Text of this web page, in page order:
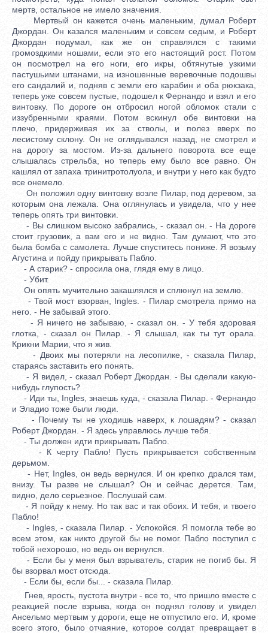
мертв, остальное не имело значения.
Мертвый он кажется очень маленьким, думал Роберт
Джордан. Он казался маленьким и совсем седым, и Роберт
Джордан подумал, как же он справлялся с такими
громоздкими ношами, если это его настоящий рост. Потом
он посмотрел на его ноги, его икры, обтянутые узкими
пастушьими штанами, на изношенные веревочные подошвы
его сандалий и, подняв с земли его карабин и оба рюкзака,
теперь уже совсем пустые, подошел к Фернандо и взял и его
винтовку. По дороге он отбросил ногой обломок стали с
иззубренными краями. Потом вскинул обе винтовки на
плечо, придерживая их за стволы, и полез вверх по
лесистому склону. Он не оглядывался назад, не смотрел и
на дорогу за мостом. Из-за дальнего поворота все еще
слышалась стрельба, но теперь ему было все равно. Он
кашлял от запаха тринитротолуола, и внутри у него как будто
все онемело.
Он положил одну винтовку возле Пилар, под деревом, за
которым она лежала. Она оглянулась и увидела, что у нее
теперь опять три винтовки.
- Вы слишком высоко забрались, - сказал он. - На дороге
стоит грузовик, а вам его и не видно. Там думают, что это
была бомба с самолета. Лучше спуститесь пониже. Я возьму
Агустина и пойду прикрывать Пабло.
- А старик? - спросила она, глядя ему в лицо.
- Убит.
Он опять мучительно закашлялся и сплюнул на землю.
- Твой мост взорван, Ingles. - Пилар смотрела прямо на
него. - Не забывай этого.
- Я ничего не забываю, - сказал он. - У тебя здоровая
глотка, - сказал он Пилар. - Я слышал, как ты тут орала.
Крикни Марии, что я жив.
- Двоих мы потеряли на лесопилке, - сказала Пилар,
стараясь заставить его понять.
- Я видел, - сказал Роберт Джордан. - Вы сделали какую-
нибудь глупость?
- Иди ты, Ingles, знаешь куда, - сказала Пилар. - Фернандо
и Эладио тоже были люди.
- Почему ты не уходишь наверх, к лошадям? - сказал
Роберт Джордан. - Я здесь управлюсь лучше тебя.
- Ты должен идти прикрывать Пабло.
- К черту Пабло! Пусть прикрывается собственным
дерьмом.
- Нет, Ingles, он ведь вернулся. И он крепко дрался там,
внизу. Ты разве не слышал? Он и сейчас дерется. Там,
видно, дело серьезное. Послушай сам.
- Я пойду к нему. Но так вас и так обоих. И тебя, и твоего
Пабло!
- Ingles, - сказала Пилар. - Успокойся. Я помогла тебе во
всем этом, как никто другой бы не помог. Пабло поступил с
тобой нехорошо, но ведь он вернулся.
- Если бы у меня был взрыватель, старик не погиб бы. Я
бы взорвал мост отсюда.
- Если бы, если бы... - сказала Пилар.
Гнев, ярость, пустота внутри - все то, что пришло вместе с
реакцией после взрыва, когда он поднял голову и увидел
Ансельмо мертвым у дороги, еще не отпустило его. И, кроме
всего этого, было отчаяние, которое солдат превращает в